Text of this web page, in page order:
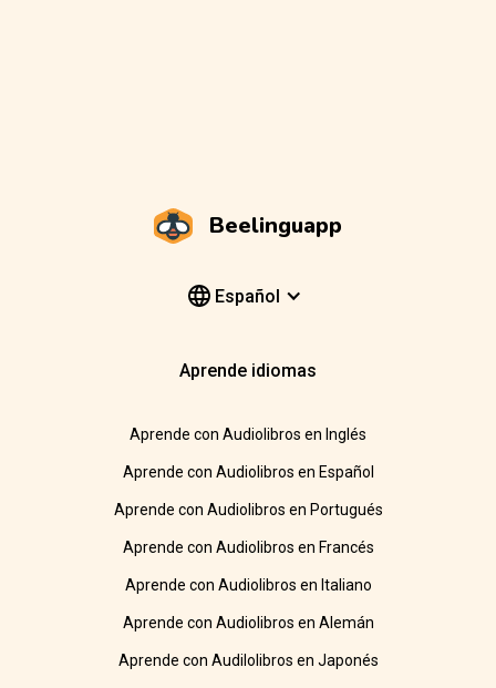
Beelinguapp
Español
Aprende idiomas
Aprende con Audiolibros en Inglés
Aprende con Audiolibros en Español
Aprende con Audiolibros en Portugués
Aprende con Audiolibros en Francés
Aprende con Audiolibros en Italiano
Aprende con Audiolibros en Alemán
Aprende con Audilolibros en Japonés